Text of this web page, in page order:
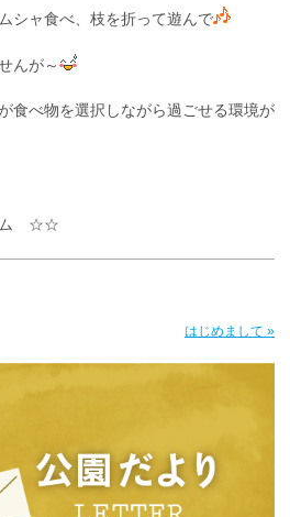
シャ食べ、枝を折って遊んで
んが～
食べ物を選択しながら過ごせる環境が
ム ☆☆
はじめまして »